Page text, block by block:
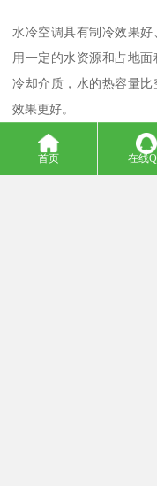
水冷空调具有制冷效果
用一定的水资源和占地
冷却介质，水的热容量
效果更好。
首页 在线